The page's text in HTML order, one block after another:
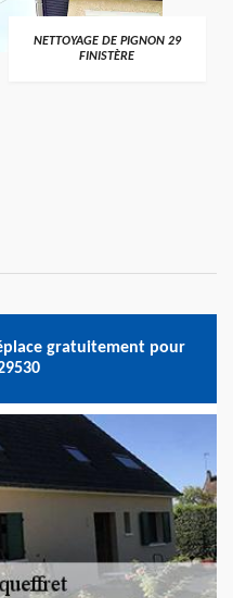
NETTOYAGE DE PIGNON 29
FINISTÈRE
gratuitement pour